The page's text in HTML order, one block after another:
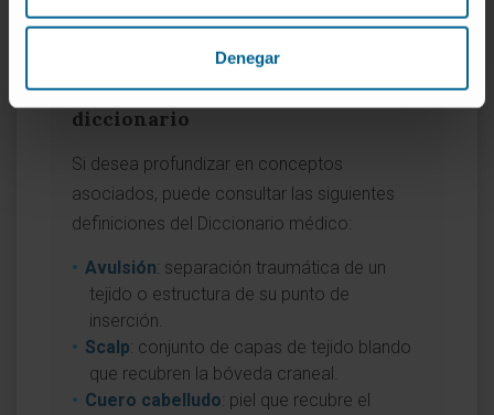
Denegar
profesionales).Evaluación de heridas.
Entradas relacionadas en el
diccionario
Si desea profundizar en conceptos
asociados, puede consultar las siguientes
definiciones del Diccionario médico:
Avulsión: separación traumática de un
tejido o estructura de su punto de
inserción.
Scalp: conjunto de capas de tejido blando
que recubren la bóveda craneal.
Cuero cabelludo: piel que recubre el